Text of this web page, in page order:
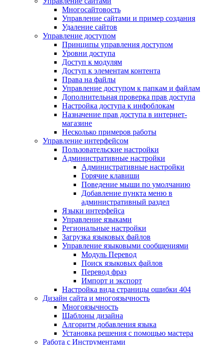
Многосайтовость
Управление сайтами и пример создания
Удаление сайтов
Управление доступом
Принципы управления доступом
Уровни доступа
Доступ к модулям
Доступ к элементам контента
Права на файлы
Управление доступом к папкам и файлам
Дополнительная проверка прав доступа
Настройка доступа к инфоблокам
Назначение прав доступа в интернет-
магазине
Несколько примеров работы
Управление интерфейсом
Пользовательские настройки
Административные настройки
Административные настройки
Горячие клавиши
Поведение мыши по умолчанию
Добавление пункта меню в
административный раздел
Языки интерфейса
Управление языками
Региональные настройки
Загрузка языковых файлов
Управление языковыми сообщениями
Mодуль Перевод
Поиск языковых файлов
Перевод фраз
Импорт и экспорт
Настройка вида страницы ошибки 404
Дизайн сайта и многоязычность
Многоязычность
Шаблоны дизайна
Алгоритм добавления языка
Установка решения с помощью мастера
Работа с Инструментами